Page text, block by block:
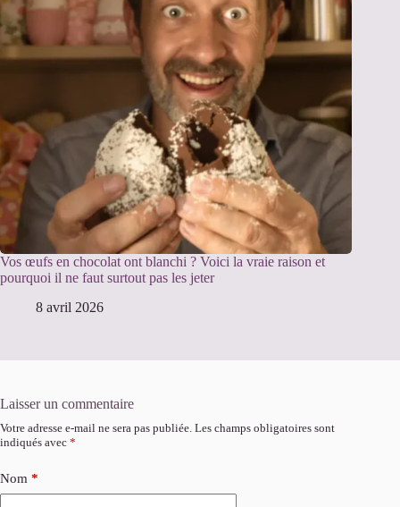
Vos œufs en chocolat ont blanchi ? Voici la vraie raison et
pourquoi il ne faut surtout pas les jeter
8 avril 2026
Laisser un commentaire
Votre adresse e-mail ne sera pas publiée. Les champs obligatoires sont
indiqués avec *
Nom *